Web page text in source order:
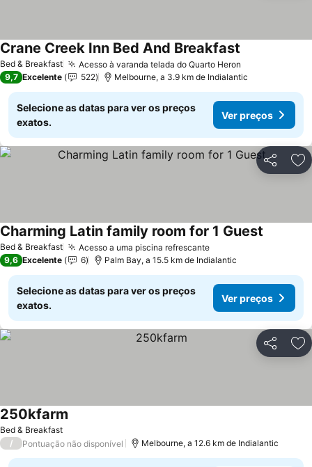
Bed & Breakfast Acesso à varanda telada do Quarto Heron
Crane Creek Inn Bed And Breakfast
9,7 Excelente 522 Melbourne, a 3.9 km de Indialantic
Selecione as datas para ver os preços
exatos.
Ver preços
Partilhar
Bed & Breakfast Acesso a uma piscina refrescanteVer preços
Charming Latin family room for 1 Guest
9,6 Excelente 6 Palm Bay, a 15.5 km de Indialantic
Selecione as datas para ver os preços
exatos.
Ver preços
Partilhar
Bed & Breakfast
250kfarm
/ Pontuação não disponível Melbourne, a 12.6 km de Indialantic